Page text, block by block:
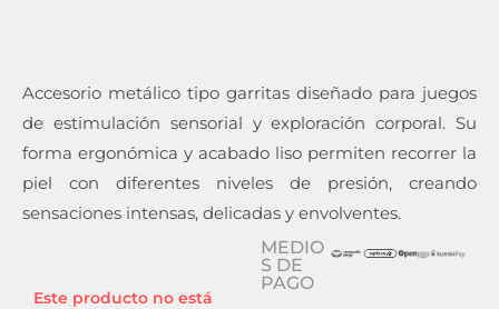
Accesorio metálico tipo garritas diseñado para juegos
de estimulación sensorial y exploración corporal. Su
forma ergonómica y acabado liso permiten recorrer la
piel con diferentes niveles de presión, creando
sensaciones intensas, delicadas y envolventes.
Este producto no está
MEDIO
S DE
PAGO